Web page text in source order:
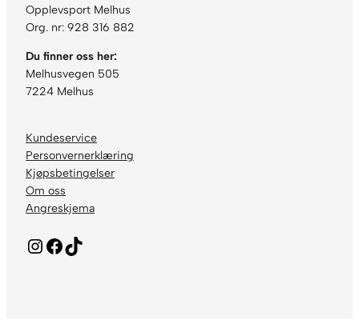
Opplevsport Melhus
Org. nr: 928 316 882
Du finner oss her:
Melhusvegen 505
7224 Melhus
Kundeservice
Personvernerklæring
Kjøpsbetingelser
Om oss
Angreskjema
Instagram Facebook TikTok